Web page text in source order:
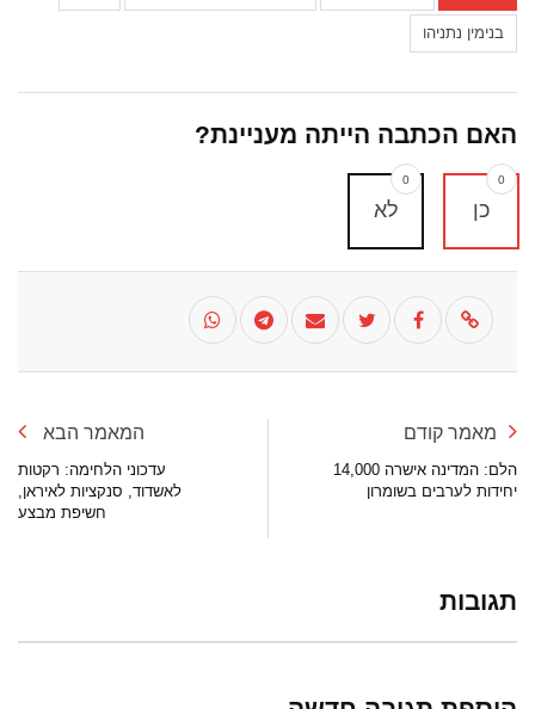
בנימין נתניהו
האם הכתבה הייתה מעניינת?
כן
0
לא
0
מאמר קודם
הלם: המדינה אישרה 14,000
יחידות לערבים בשומרון
המאמר הבא
עדכוני הלחימה: רקטות
לאשדוד, סנקציות לאיראן,
חשיפת מבצע
תגובות